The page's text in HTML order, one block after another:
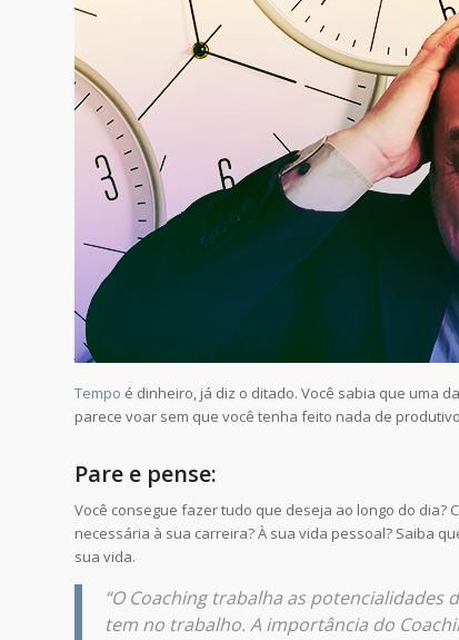
Tempo é dinheiro, já diz o ditado. Você sabia que uma
parece voar sem que você tenha feito nada de
Pare e pense:
Você consegue fazer tudo que deseja ao longo do dia?
necessária à sua carreira? À sua vida pessoal? Saiba
sua vida.
“O Coaching trabalha as
tem no trabalho. A importância do